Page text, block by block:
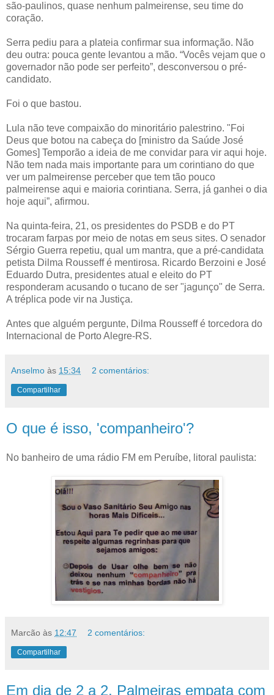
são-paulinos, quase nenhum palmeirense, seu time do
coração.
Serra pediu para a plateia confirmar sua informação. Não
deu outra: pouca gente levantou a mão. “Vocês vejam que o
governador não pode ser perfeito”, desconversou o pré-
candidato.
Foi o que bastou.
Lula não teve compaixão do minoritário palestrino. "Foi
Deus que botou na cabeça do [ministro da Saúde José
Gomes] Temporão a ideia de me convidar para vir aqui hoje.
Não tem nada mais importante para um corintiano do que
ver um palmeirense perceber que tem tão pouco
palmeirense aqui e maioria corintiana. Serra, já ganhei o dia
hoje aqui”, afirmou.
Na quinta-feira, 21, os presidentes do PSDB e do PT
trocaram farpas por meio de notas em seus sites. O senador
Sérgio Guerra repetiu, qual um mantra, que a pré-candidata
petista Dilma Rousseff é mentirosa. Ricardo Berzoini e José
Eduardo Dutra, presidentes atual e eleito do PT
responderam acusando o tucano de ser "jagunço" de Serra.
A tréplica pode vir na Justiça.
Antes que alguém pergunte, Dilma Rousseff é torcedora do
Internacional de Porto Alegre-RS.
Anselmo às 15:34 2 comentários:
Compartilhar
O que é isso, 'companheiro'?
No banheiro de uma rádio FM em Peruíbe, litoral paulista:
Marcão às 12:47 2 comentários:
Compartilhar
Em dia de 2 a 2, Palmeiras empata com